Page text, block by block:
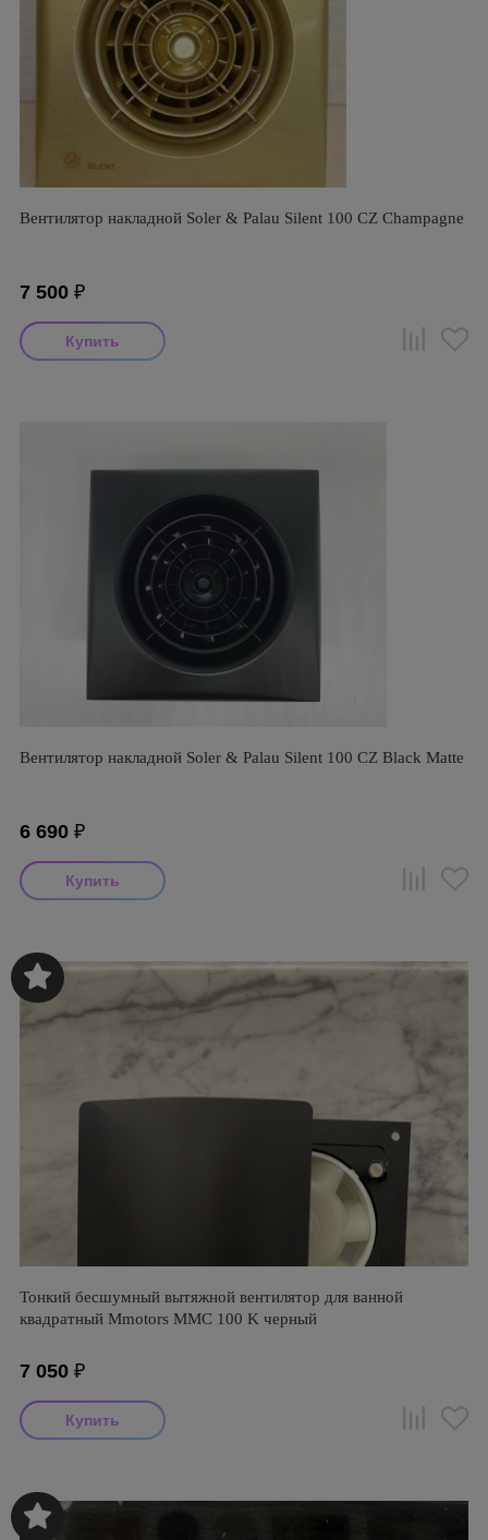
Вентилятор накладной Soler & Palau Silent 100 CZ Champagne
7 500 ₽
Вентилятор накладной Soler & Palau Silent 100 CZ Black Matte
6 690 ₽
Тонкий бесшумный вытяжной вентилятор для ванной
квадратный Mmotors ММC 100 K черный
7 050 ₽